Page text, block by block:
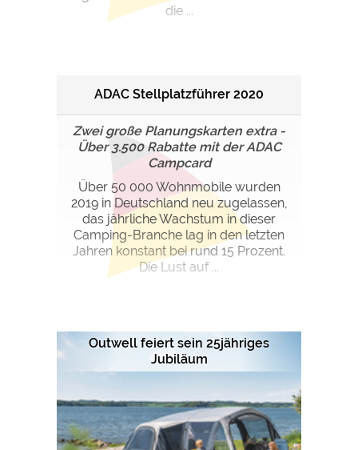
die ...
ADAC Stellplatzführer 2020
Zwei große Planungskarten extra -
Über 3.500 Rabatte mit der ADAC
Campcard
Über 50 000 Wohnmobile wurden
2019 in Deutschland neu zugelassen,
das jährliche Wachstum in dieser
Camping-Branche lag in den letzten
Jahren konstant bei rund 15 Prozent.
Die Lust auf ...
Outwell feiert sein 25jähriges
Jubiläum